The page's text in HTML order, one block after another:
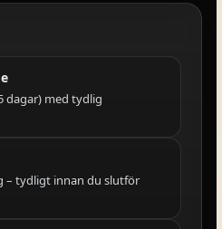
dagar) med tydlig
– tydligt innan du slutför